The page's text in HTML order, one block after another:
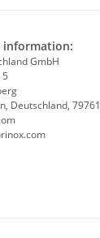
information:
GmbH
Deutschland, 79761